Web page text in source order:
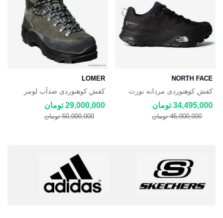
NORTH FACE
کفش کوهنوردی مردانه نورث
فیس The North Face Gore-
34,495,000 تومان
45,000,000 تومان
LOMER
کفش کوهنوردی ضدآب لومر
Lomer
29,000,000 تومان
50,000,000 تومان